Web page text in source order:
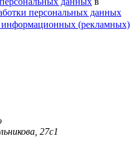
персональных данных
информационных (рекламных)
27c1